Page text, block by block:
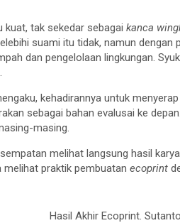
kuat, tak sekedar sebagai kanca
suami itu tidak, namun
dan pengelolaan lingkungan.
kehadirannya untuk
sebagai bahan evalusai ke
masing.
melihat langsung hasil
praktik pembuatan ecoprint
Hasil Akhir Ecoprint. Sutanto